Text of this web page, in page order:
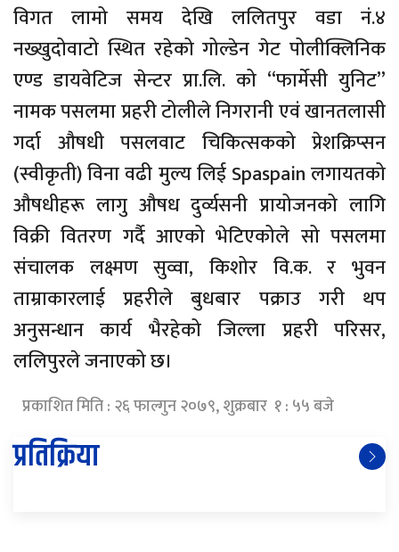
विगत लामो समय देखि ललितपुर वडा नं.४
नख्खुदोवाटो स्थित रहेको गोल्डेन गेट पोलीक्लिनिक
एण्ड डायवेटिज सेन्टर प्रा.लि. को “फार्मेसी युनिट”
नामक पसलमा प्रहरी टोलीले निगरानी एवं खानतलासी
गर्दा औषधी पसलवाट चिकित्सकको प्रेशक्रिप्सन
(स्वीकृती) विना वढी मुल्य लिई Spaspain लगायतको
औषधीहरू लागु औषध दुर्व्यसनी प्रायोजनको लागि
विक्री वितरण गर्दै आएको भेटिएकोले सो पसलमा
संचालक लक्ष्मण सुव्वा, किशोर वि.क. र भुवन
ताम्राकारलाई प्रहरीले बुधबार पक्राउ गरी थप
अनुसन्धान कार्य भैरहेको जिल्ला प्रहरी परिसर,
ललिपुरले जनाएको छ।
प्रकाशित मिति : २६ फाल्गुन २०७९, शुक्रबार १ : ५५ बजे
प्रतिक्रिया